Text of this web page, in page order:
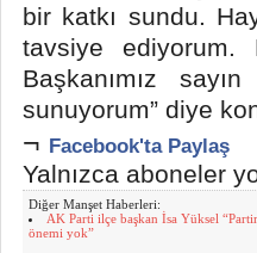
bir katkı sundu.
tavsiye ediyorum.
Başkanımız
sunuyorum” diye
¬ Facebook'ta Paylaş
Yalnızca aboneler
Diğer Manşet Haberleri:
AK Parti ilçe başkan İsa Yüksel
önemi yok”